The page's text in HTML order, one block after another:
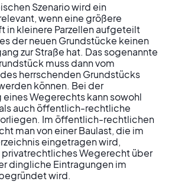
Szenario wird ein
wenn eine größere
in kleinere Parzellen aufgeteilt
der neuen Grundstücke keinen
zur Straße hat. Das sogenannte
muss dann vom
herrschenden Grundstücks
können. Bei der
Wegerechts kann sowohl
auch öffentlich-rechtliche
Im öffentlich-rechtlichen
man von einer Baulast, die im
eingetragen wird,
privatrechtliches Wegerecht über
dingliche Eintragungen im
wird.